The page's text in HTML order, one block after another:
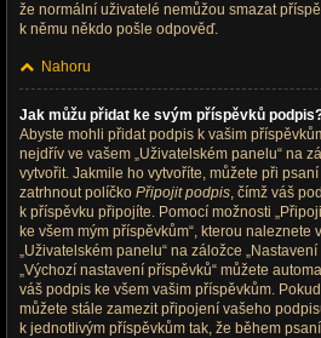
že normální uživatelé nemůžou smazat
k němu někdo pošle odpověď.
Nahoru
Jak můžu přidat ke svým příspěvků
Abyste mohli přidat podpis k vašim
nejdřív ve vašem „Uživatelském panelu“ na
vytvořit. Jakmile ho vytvoříte, můžete při
zatrhnout políčko Připojit podpis, čímž váš
k příspěvku připojíte. Pomocí možnosti
ke všem mým příspěvkům“, kterou naleznete
„Uživatelském panelu“ na záložce „Nastavení
„Výchozí nastavení příspěvků“ můžete
váš podpis ke všem vašim příspěvkům.
můžete stále zamezit připojení vašeho
k jednotlivým příspěvkům tak, že během